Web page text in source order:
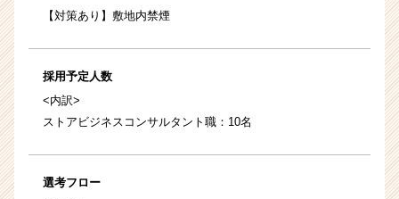
【対策あり】敷地内禁煙
採用予定人数
<内訳>
ストアビジネスコンサルタント職：10名
選考フロー